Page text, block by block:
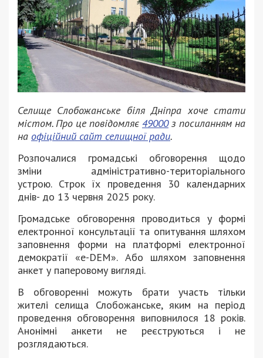
Селище Слобожанське біля Дніпра хоче стати
містом. Про це повідомляє 49000з посиланням на
на офіційний сайт селищної ради.
Розпочалися громадські обговорення щодо
зміни адміністративно-територіального
устрою. Строк їх проведення 30 календарних
днів- до 13 червня 2025 року.
Громадське обговорення проводиться у формі
електронної консультації та опитування шляхом
заповнення форми на платформі електронної
демократії «e-DEM». Або шляхом заповнення
анкет у паперовому вигляді.
В обговоренні можуть брати участь тільки
жителі селища Слобожанське, яким на період
проведення обговорення виповнилося 18 років.
Анонімні анкети не реєструються і не
розглядаються.